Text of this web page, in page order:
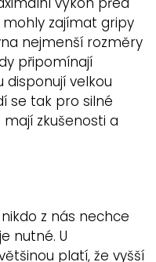
mohly zajímat gripy
nejmenší rozměry
připomínají
disponují velkou
se tak pro silné
zkušenosti a
z nás nechce
nutné. U
platí, že vyšší